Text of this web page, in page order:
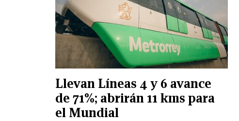
Llevan Líneas 4 y 6 avance
de 71%; abrirán 11 kms para
el Mundial